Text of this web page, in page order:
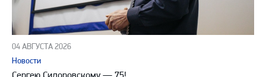
04 АВГУСТА 2026
Новости